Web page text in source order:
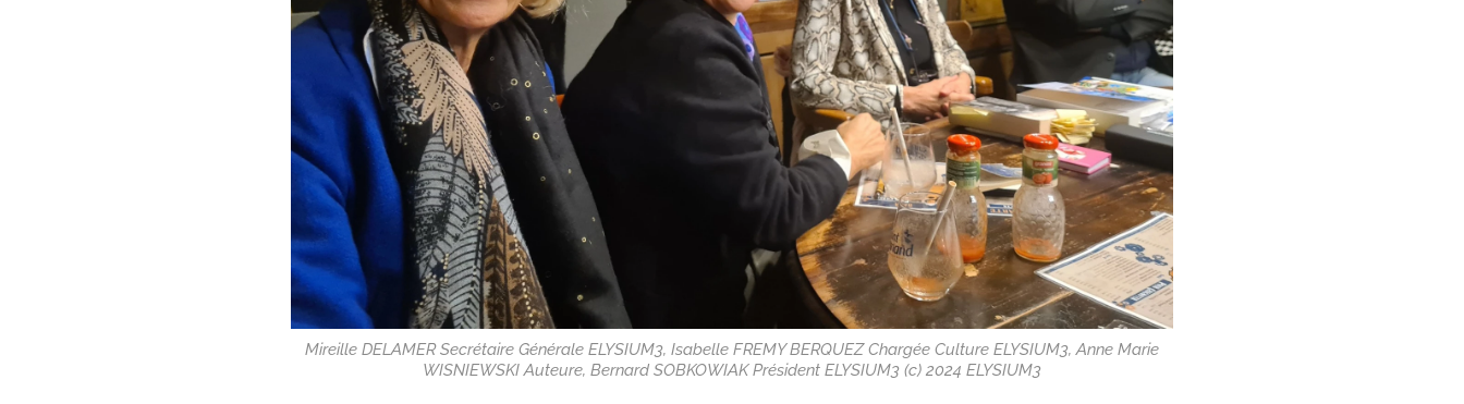
Mireille DELAMER Secrétaire Générale ELYSIUM3, Isabelle FREMY BERQUEZ Chargée Culture ELYSIUM3, Anne Marie
WISNIEWSKI Auteure, Bernard SOBKOWIAK Président ELYSIUM3 (c) 2024 ELYSIUM3